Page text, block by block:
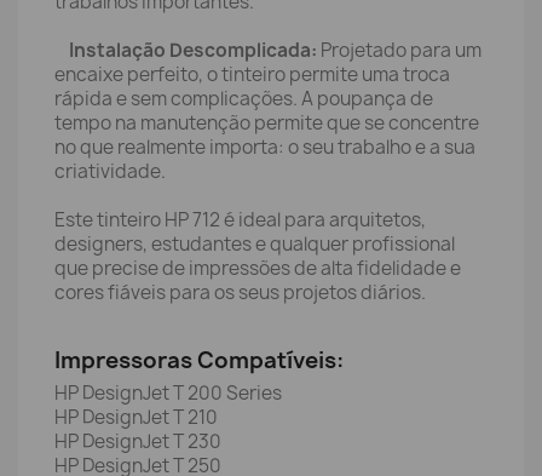
Instalação Descomplicada: Projetado para um
encaixe perfeito, o tinteiro permite uma troca
rápida e sem complicações. A poupança de
tempo na manutenção permite que se concentre
no que realmente importa: o seu trabalho e a sua
criatividade.
Este tinteiro HP 712 é ideal para arquitetos,
designers, estudantes e qualquer profissional
que precise de impressões de alta fidelidade e
cores fiáveis para os seus projetos diários.
Impressoras Compatíveis:
HP DesignJet T 200 Series
HP DesignJet T 210
HP DesignJet T 230
HP DesignJet T 250